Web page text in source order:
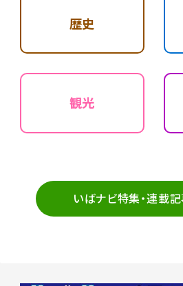
歴史
観光
いばナビ特集・連載